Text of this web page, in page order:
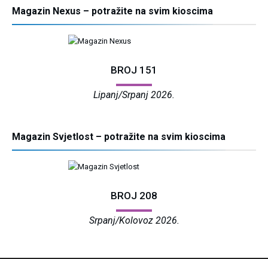
Magazin Nexus – potražite na svim kioscima
BROJ 151
Lipanj/Srpanj 2026.
Magazin Svjetlost – potražite na svim kioscima
BROJ 208
Srpanj/Kolovoz 2026.